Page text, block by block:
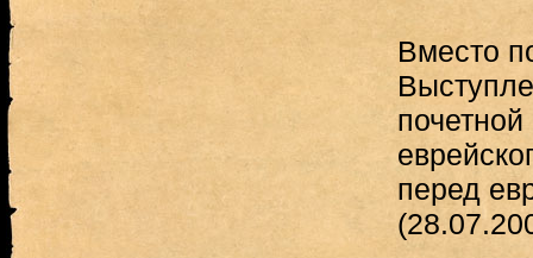
Вместо
перед